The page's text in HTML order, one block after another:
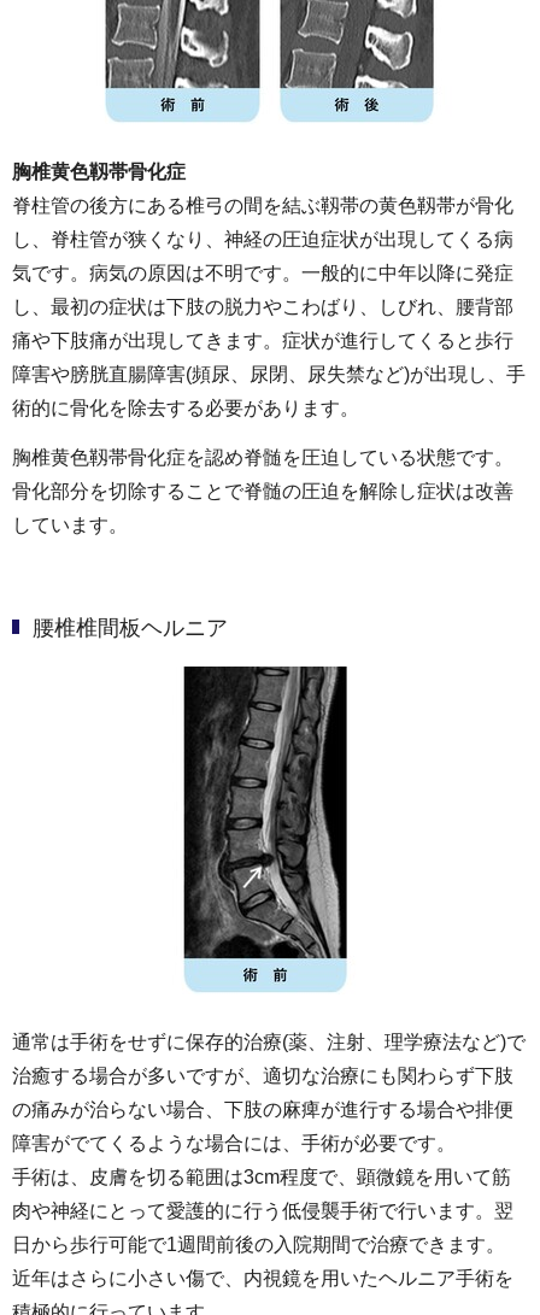
胸椎黄色靱帯骨化症
脊柱管の後方にある椎弓の間を結ぶ靱帯の黄色靱帯が骨化
し、脊柱管が狭くなり、神経の圧迫症状が出現してくる病
気です。病気の原因は不明です。一般的に中年以降に発症
し、最初の症状は下肢の脱力やこわばり、しびれ、腰背部
痛や下肢痛が出現してきます。症状が進行してくると歩行
障害や膀胱直腸障害(頻尿、尿閉、尿失禁など)が出現し、手
術的に骨化を除去する必要があります。
胸椎黄色靱帯骨化症を認め脊髄を圧迫している状態です。
骨化部分を切除することで脊髄の圧迫を解除し症状は改善
しています。
腰椎椎間板ヘルニア
通常は手術をせずに保存的治療(薬、注射、理学療法など)で
治癒する場合が多いですが、適切な治療にも関わらず下肢
の痛みが治らない場合、下肢の麻痺が進行する場合や排便
障害がでてくるような場合には、手術が必要です。
手術は、皮膚を切る範囲は3cm程度で、顕微鏡を用いて筋
肉や神経にとって愛護的に行う低侵襲手術で行います。翌
日から歩行可能で1週間前後の入院期間で治療できます。
近年はさらに小さい傷で、内視鏡を用いたヘルニア手術を